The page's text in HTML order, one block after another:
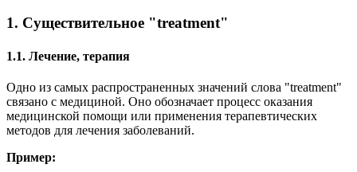
1. Существительное "treatment"
1.1. Лечение, терапия
Одно из самых распространенных значений слова "treatment"
связано с медициной. Оно обозначает процесс оказания
медицинской помощи или применения терапевтических
методов для лечения заболеваний.
Пример: